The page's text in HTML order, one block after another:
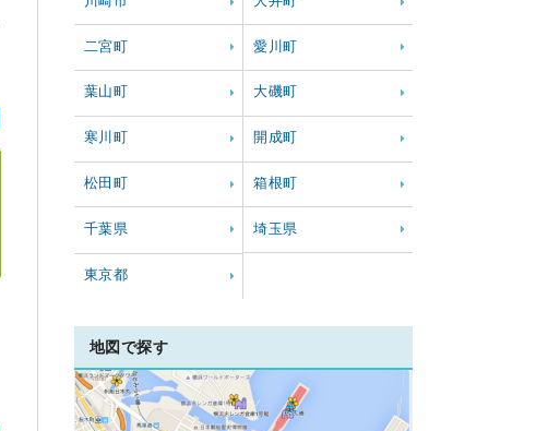
二宮町 愛川町
葉山町 大磯町
寒川町 開成町
松田町 箱根町
千葉県 埼玉県
東京都
地図で探す